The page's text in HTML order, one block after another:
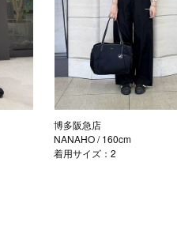
博多阪急店
NANAHO/ 160cm
着用サイズ：2